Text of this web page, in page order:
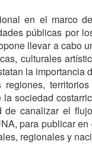
en el marco
públicas por
llevar a cabo
culturales
la importancia
sociedad
de canalizar el
para publicar
regionales y